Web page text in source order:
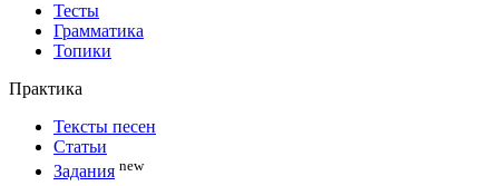
Тесты
Грамматика
Топики
Практика
Тексты песен
Статьи
Задания new